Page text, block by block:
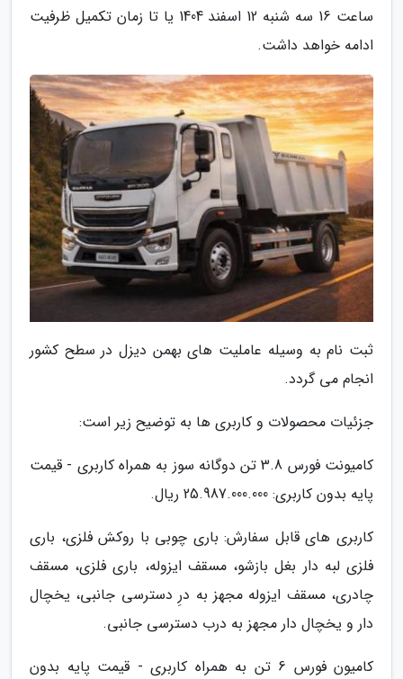
ساعت 16 سه شنبه 12 اسفند 1404 یا تا زمان تکمیل ظرفیت
ادامه خواهد داشت.
ثبت نام به وسیله عاملیت های بهمن دیزل در سطح کشور
انجام می گردد.
جزئیات محصولات و کاربری ها به توضیح زیر است:
کامیونت فورس 3.8 تن دوگانه سوز به همراه کاربری - قیمت
پایه بدون کاربری: 25.987.000.000 ریال.
کاربری های قابل سفارش: باری چوبی با روکش فلزی، باری
فلزی لبه دار بغل بازشو، مسقف ایزوله، باری فلزی، مسقف
چادری، مسقف ایزوله مجهز به درِ دسترسی جانبی، یخچال
دار و یخچال دار مجهز به درب دسترسی جانبی.
کامیون فورس 6 تن به همراه کاربری - قیمت پایه بدون